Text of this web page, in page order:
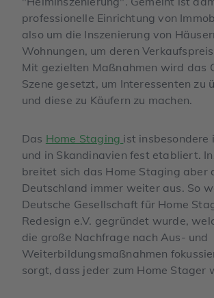
professionelle Einrichtung von
also um die Inszenierung von
Wohnungen, um deren
Mit gezielten Maßnahmen wird das
Szene gesetzt, um Interessenten zu
und diese zu Käufern zu machen.
Das Home Staging ist insbesondere
und in Skandinavien fest etabliert.
breitet sich das Home Staging aber
Deutschland immer weiter aus. So
Deutsche Gesellschaft für Home
Redesign e.V. gegründet wurde,
die große Nachfrage nach Aus- und
Weiterbildungsmaßnahmen
sorgt, dass jeder zum Home Stager